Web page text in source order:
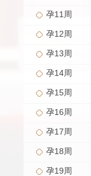
孕11周
孕12周
孕13周
孕14周
孕15周
孕16周
孕17周
孕18周
孕19周